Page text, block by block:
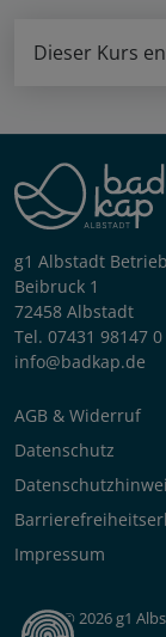
Dieser Kurs
g1 Albstadt
Beibruck 1
72458 Albstadt
Tel. 07431 98147 0
info@badkap.de
AGB & Widerruf
Datenschutz
Impressum
© 2026 g1